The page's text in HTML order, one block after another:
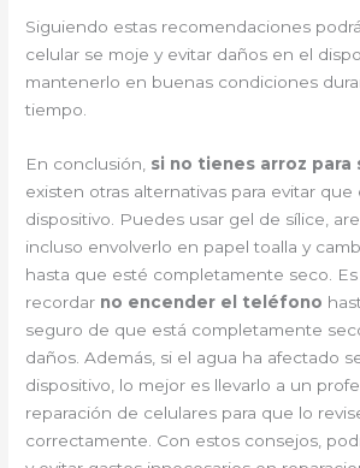
Siguiendo estas recomendaciones
celular se moje y evitar daños en el
mantenerlo en buenas condiciones
tiempo.
En conclusión, si no tienes arroz para
existen otras alternativas para evitar
dispositivo. Puedes usar gel de sílice,
incluso envolverlo en papel toalla y
hasta que esté completamente seco.
recordar no encender el teléfono
seguro de que está completamente
daños. Además, si el agua ha afectado
dispositivo, lo mejor es llevarlo a un
reparación de celulares para que lo
correctamente. Con estos consejos,